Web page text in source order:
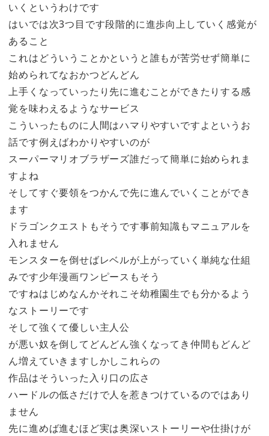
いくというわけです
はいでは次3つ目です段階的に進歩向上していく感覚が
あること
これはどういうことかというと誰もが苦労せず簡単に
始められてなおかつどんどん
上手くなっていったり先に進むことができたりする感
覚を味わえるようなサービス
こういったものに人間はハマりやすいですよというお
話です例えばわかりやすいのが
スーパーマリオブラザーズ誰だって簡単に始められま
すよね
そしてすぐ要領をつかんで先に進んでいくことができ
ます
ドラゴンクエストもそうです事前知識もマニュアルを
入れません
モンスターを倒せばレベルが上がっていく単純な仕組
みです少年漫画ワンピースもそう
ですねはじめなんかそれこそ幼稚園生でも分かるよう
なストーリーです
そして強くて優しい主人公
が悪い奴を倒してどんどん強くなってき仲間もどんど
ん増えていきますしかしこれらの
作品はそういった入り口の広さ
ハードルの低さだけで人を惹きつけているのではあり
ません
先に進めば進むほど実は奥深いストーリーや仕掛けが